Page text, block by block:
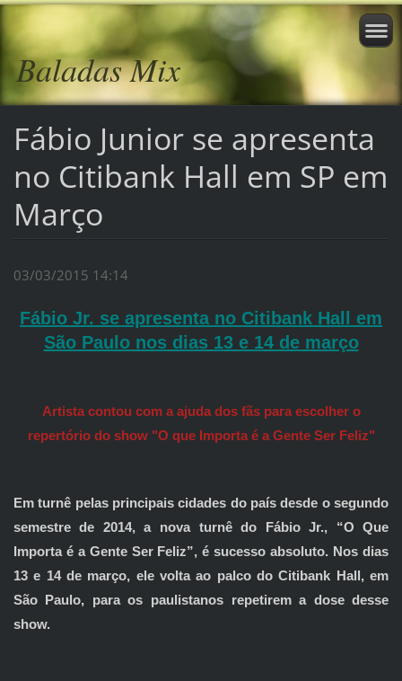
Baladas Mix
Fábio Junior se apresenta
no Citibank Hall em SP em
Março
03/03/2015 14:14
Fábio Jr. se apresenta no Citibank Hall em
São Paulo nos dias 13 e 14 de março
Artista contou com a ajuda dos fãs para escolher o
repertório do show "O que Importa é a Gente Ser Feliz"
Em turnê pelas principais cidades do país desde o segundo
semestre de 2014, a nova turnê do Fábio Jr., “O Que
Importa é a Gente Ser Feliz”, é sucesso absoluto. Nos dias
13 e 14 de março, ele volta ao palco do Citibank Hall, em
São Paulo, para os paulistanos repetirem a dose desse
show.